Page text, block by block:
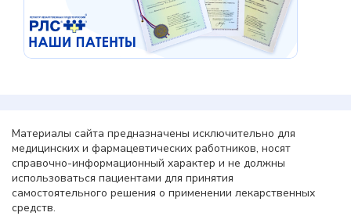
Материалы сайта предназначены исключительно для
медицинских и фармацевтических работников, носят
справочно-информационный характер и не должны
использоваться пациентами для принятия
самостоятельного решения о применении лекарственных
средств.